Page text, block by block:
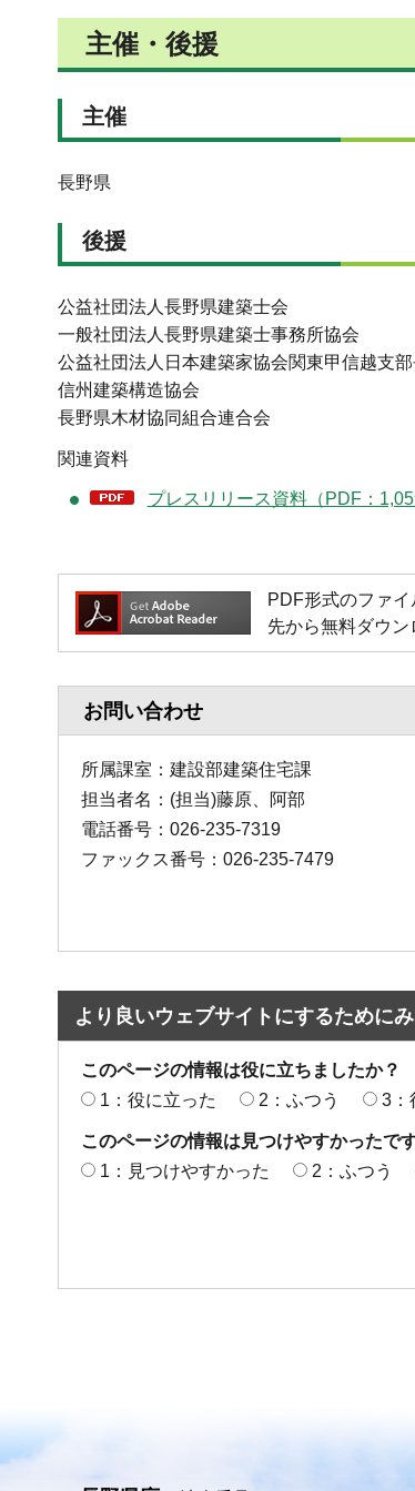
主催・後援
主催
長野県
後援
公益社団法人長野県建築士会
一般社団法人長野県建築士事務所協会
公益社団法人日本建築家協会関東甲信越支
信州建築構造協会
長野県木材協同組合連合会
関連資料
プレスリリース資料（PDF：
PDF形式のファ
先から無料ダウン
お問い合わせ
所属課室：建設部建築住宅課
担当者名：(担当)藤原、阿部
電話番号：026-235-7319
ファックス番号：026-235-7479
より良いウェブサイトにするために
このページの情報は役に立ちましたか？
1：役に立った
2：ふつう 3：
このページの情報は見つけやすかったで
1：見つけやすかった
2：ふつう